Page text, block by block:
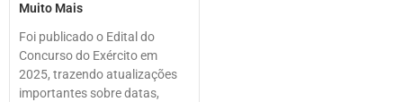
Muito Mais
Foi publicado o Edital do
Concurso do Exército em
2025, trazendo atualizações
importantes sobre datas,